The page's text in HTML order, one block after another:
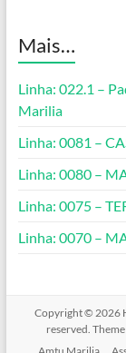
Mais…
Linha: 022.1 –
Marilia
Linha: 0081 –
Linha: 0080 –
Linha: 0075 –
Linha: 0070 –
Copyright © 2026
reserved. Theme